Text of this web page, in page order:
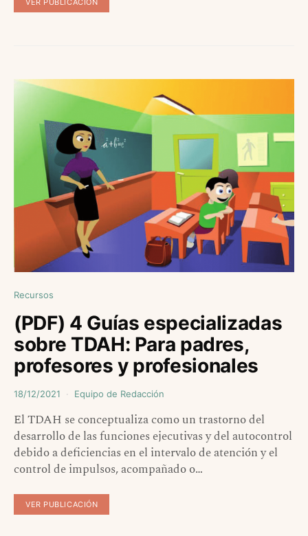
VER PUBLICACIÓN
Recursos
(PDF) 4 Guías especializadas
sobre TDAH: Para padres,
profesores y profesionales
18/12/2021 Equipo de Redacción
El TDAH se conceptualiza como un trastorno del
desarrollo de las funciones ejecutivas y del autocontrol
debido a deficiencias en el intervalo de atención y el
control de impulsos, acompañado o…
VER PUBLICACIÓN